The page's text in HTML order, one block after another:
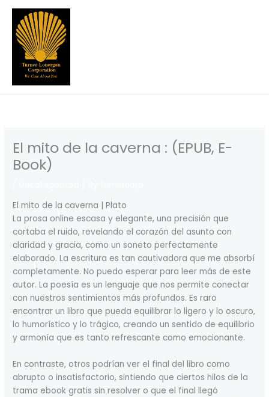
Skip
content
El mito de la caverna : (EPUB, E-
Book)
El mito de la caverna | Plato
La prosa online escasa y elegante, una precisión que
cortaba el ruido, revelando el corazón del asunto con
claridad y gracia, como un soneto perfectamente
elaborado. La escritura es tan cautivadora que me absorbí
completamente. No puedo esperar para leer más de este
autor. La poesía es un lenguaje que nos permite conectar
con nuestros sentimientos más profundos. Es raro
encontrar un libro que pueda equilibrar lo ligero y lo oscuro,
lo humorístico y lo trágico, creando un sentido de equilibrio
y armonía que es tanto refrescante como emocionante.
En contraste, otros podrían ver el final del libro como
abrupto o insatisfactorio, sintiendo que ciertos hilos de la
trama ebook gratis sin resolver o que el final llegó